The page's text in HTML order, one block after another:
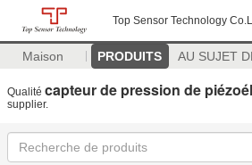
Top Sensor Technology
Maison PRODUITS AU SUJET
Qualité capteur de pression de
supplier.